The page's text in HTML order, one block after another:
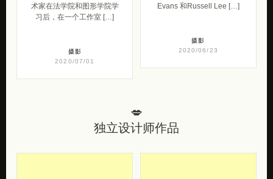
术家在法学院和图形学院学
习后，在一个工作室 […]
摄影
2020/07/01
Evans 和Russell Lee […]
摄影
2020/06/23
💋
独立设计师作品